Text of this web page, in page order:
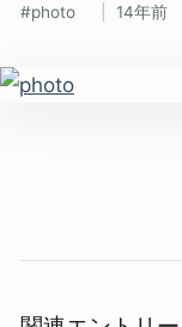
photo 14年前